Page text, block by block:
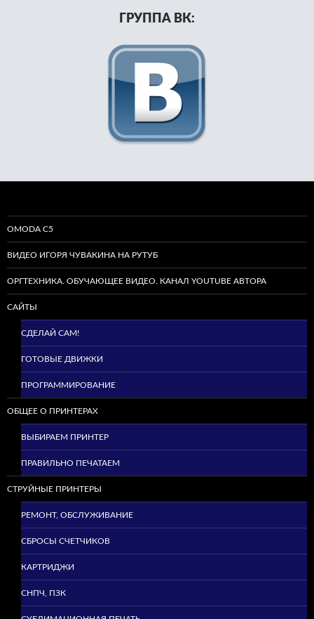
ГРУППА ВК:
OMODA C5
ВИДЕО ИГОРЯ ЧУВАКИНА НА РУТУБ
ОРГТЕХНИКА. ОБУЧАЮЩЕЕ ВИДЕО. КАНАЛ YOUTUBE АВТОРА
САЙТЫ
СДЕЛАЙ САМ!
ГОТОВЫЕ ДВИЖКИ
ПРОГРАММИРОВАНИЕ
ОБЩЕЕ О ПРИНТЕРАХ
ВЫБИРАЕМ ПРИНТЕР
ПРАВИЛЬНО ПЕЧАТАЕМ
СТРУЙНЫЕ ПРИНТЕРЫ
РЕМОНТ, ОБСЛУЖИВАНИЕ
СБРОСЫ СЧЕТЧИКОВ
КАРТРИДЖИ
СНПЧ, ПЗК